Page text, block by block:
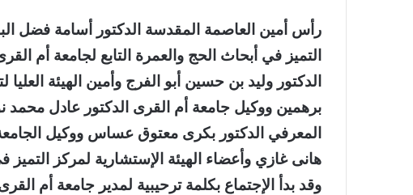
رأس أمين العاصمة المقدسة الدكتور أسامة فضل
التميز في أبحاث الحج والعمرة التابع لجامعة أم
الدكتور وليد بن حسين أبو الفرج وأمين الهيئة
برهمين ووكيل جامعة أم القرى الدكتور عادل محمد
المعرفي الدكتور بكرى معتوق عساس ووكيل الجامعة
هانى غازي وأعضاء الهيئة الإستشارية لمركز
وقد بدأ الإجتماع بكلمة ترحيبية لمدير جامعة أم